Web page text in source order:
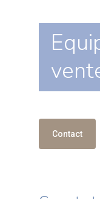
Contact